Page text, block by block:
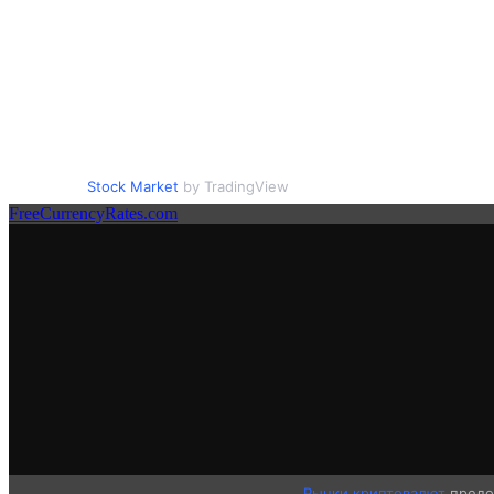
Stock Market by TradingView
FreeCurrencyRates.com